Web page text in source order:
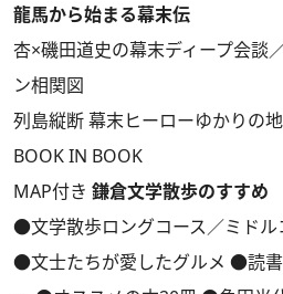
龍馬から始まる幕末伝
杏×磯田道史の幕末ディープ会談
ン相関図
列島縦断 幕末ヒーローゆかりの
BOOK IN BOOK
MAP付き 鎌倉文学散歩のすすめ
●文学散歩ロングコース／ミドル
●文士たちが愛したグルメ ●読